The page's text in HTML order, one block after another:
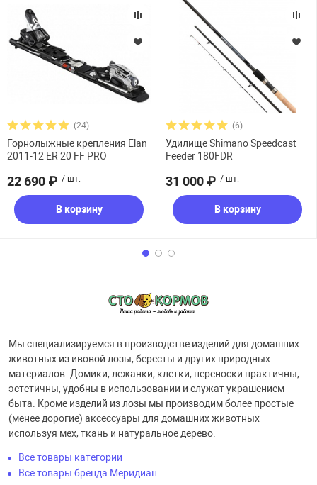
(24)
Горнолыжные крепления Elan
2011-12 ER 20 FF PRO
22 690 ₽ / шт.
В корзину
(6)
Удилище Shimano Speedcast
Feeder 180FDR
31 000 ₽ / шт.
В корзину
Мы специализируемся в производстве изделий для домашних
животных из ивовой лозы, бересты и других природных
материалов. Домики, лежанки, клетки, переноски практичны,
эстетичны, удобны в использовании и служат украшением
быта. Кроме изделий из лозы мы производим более простые
(менее дорогие) аксессуары для домашних животных
используя мех, ткань и натуральное дерево.
Все товары категории
Все товары бренда Меридиан